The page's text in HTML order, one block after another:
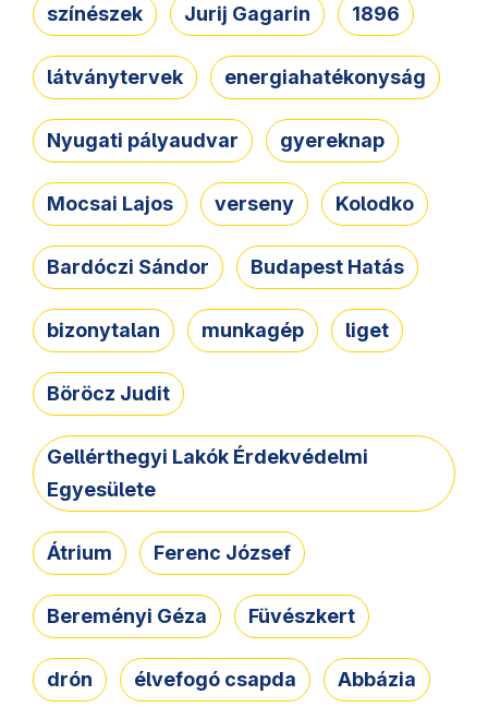
színészek Jurij Gagarin 1896
látványtervek energiahatékonyság
Nyugati pályaudvar gyereknap
Mocsai Lajos verseny Kolodko
Bardóczi Sándor Budapest Hatás
bizonytalan munkagép liget
Böröcz Judit
Gellérthegyi Lakók Érdekvédelmi
Egyesülete
Átrium Ferenc József
Bereményi Géza Füvészkert
drón élvefogó csapda Abbázia